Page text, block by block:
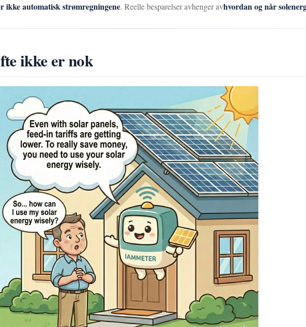
ikke automatisk strømregningene. Reelle besparelser avhenger avhvordan og når
ikke er nok